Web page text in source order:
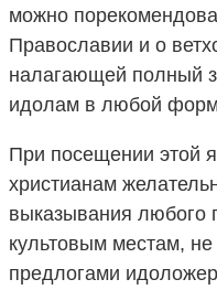
можно
Православии и о
налагающей полный
идолам в любой
При посещении этой
христианам
выказывания любого
культовым местам,
предлогами